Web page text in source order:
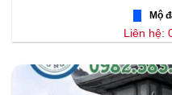
Mộ
Liên hệ: